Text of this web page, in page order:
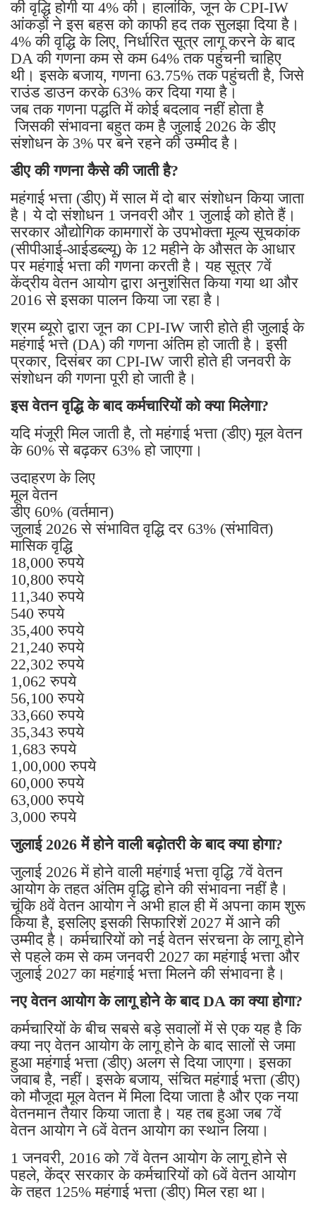
की वृद्धि होगी या 4% की। हालांकि, जून के CPI-IW
आंकड़ों ने इस बहस को काफी हद तक सुलझा दिया है।
4% की वृद्धि के लिए, निर्धारित सूत्र लागू करने के बाद
DA की गणना कम से कम 64% तक पहुंचनी चाहिए
थी। इसके बजाय, गणना 63.75% तक पहुंचती है, जिसे
राउंड डाउन करके 63% कर दिया गया है।
जब तक गणना पद्धति में कोई बदलाव नहीं होता है
जिसकी संभावना बहुत कम है जुलाई 2026 के डीए
संशोधन के 3% पर बने रहने की उम्मीद है।
डीए की गणना कैसे की जाती है?
महंगाई भत्ता (डीए) में साल में दो बार संशोधन किया जाता
है। ये दो संशोधन 1 जनवरी और 1 जुलाई को होते हैं।
सरकार औद्योगिक कामगारों के उपभोक्ता मूल्य सूचकांक
(सीपीआई-आईडब्ल्यू) के 12 महीने के औसत के आधार
पर महंगाई भत्ता की गणना करती है। यह सूत्र 7वें
केंद्रीय वेतन आयोग द्वारा अनुशंसित किया गया था और
2016 से इसका पालन किया जा रहा है।
श्रम ब्यूरो द्वारा जून का CPI-IW जारी होते ही जुलाई के
महंगाई भत्ते (DA) की गणना अंतिम हो जाती है। इसी
प्रकार, दिसंबर का CPI-IW जारी होते ही जनवरी के
संशोधन की गणना पूरी हो जाती है।
इस वेतन वृद्धि के बाद कर्मचारियों को क्या मिलेगा?
यदि मंजूरी मिल जाती है, तो महंगाई भत्ता (डीए) मूल वेतन
के 60% से बढ़कर 63% हो जाएगा।
उदाहरण के लिए
मूल वेतन
डीए 60% (वर्तमान)
जुलाई 2026 से संभावित वृद्धि दर 63% (संभावित)
मासिक वृद्धि
18,000 रुपये
10,800 रुपये
11,340 रुपये
540 रुपये
35,400 रुपये
21,240 रुपये
22,302 रुपये
1,062 रुपये
56,100 रुपये
33,660 रुपये
35,343 रुपये
1,683 रुपये
1,00,000 रुपये
60,000 रुपये
63,000 रुपये
3,000 रुपये
जुलाई 2026 में होने वाली बढ़ोतरी के बाद क्या होगा?
जुलाई 2026 में होने वाली महंगाई भत्ता वृद्धि 7वें वेतन
आयोग के तहत अंतिम वृद्धि होने की संभावना नहीं है।
चूंकि 8वें वेतन आयोग ने अभी हाल ही में अपना काम शुरू
किया है, इसलिए इसकी सिफारिशें 2027 में आने की
उम्मीद है। कर्मचारियों को नई वेतन संरचना के लागू होने
से पहले कम से कम जनवरी 2027 का महंगाई भत्ता और
जुलाई 2027 का महंगाई भत्ता मिलने की संभावना है।
नए वेतन आयोग के लागू होने के बाद DA का क्या होगा?
कर्मचारियों के बीच सबसे बड़े सवालों में से एक यह है कि
क्या नए वेतन आयोग के लागू होने के बाद सालों से जमा
हुआ महंगाई भत्ता (डीए) अलग से दिया जाएगा। इसका
जवाब है, नहीं। इसके बजाय, संचित महंगाई भत्ता (डीए)
को मौजूदा मूल वेतन में मिला दिया जाता है और एक नया
वेतनमान तैयार किया जाता है। यह तब हुआ जब 7वें
वेतन आयोग ने 6वें वेतन आयोग का स्थान लिया।
1 जनवरी, 2016 को 7वें वेतन आयोग के लागू होने से
पहले, केंद्र सरकार के कर्मचारियों को 6वें वेतन आयोग
के तहत 125% महंगाई भत्ता (डीए) मिल रहा था।